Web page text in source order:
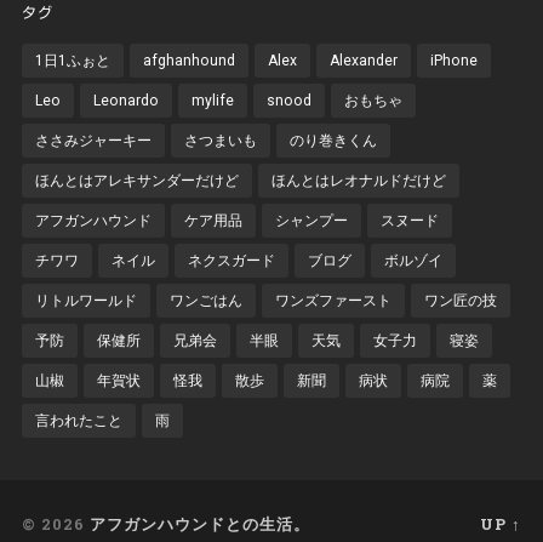
タグ
1日1ふぉと afghanhound Alex Alexander iPhone
Leo Leonardo mylife snood おもちゃ
ささみジャーキー さつまいも のり巻きくん
ほんとはアレキサンダーだけど ほんとはレオナルドだけど
アフガンハウンド ケア用品 シャンプー スヌード
チワワ ネイル ネクスガード ブログ ボルゾイ
リトルワールド ワンごはん ワンズファースト ワン匠の技
予防 保健所 兄弟会 半眼 天気 女子力 寝姿
山椒 年賀状 怪我 散歩 新聞 病状 病院 薬
言われたこと 雨
© 2026 アフガンハウンドとの生活。 UP ↑